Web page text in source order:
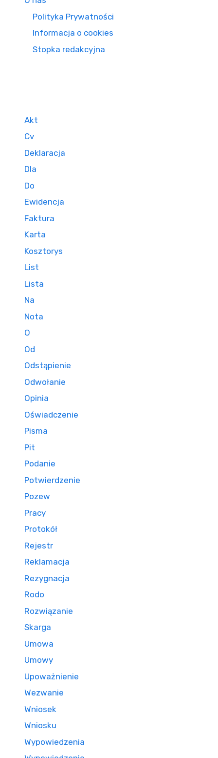
Polityka Prywatności
Informacja o cookies
Stopka redakcyjna
Akt
Cv
Deklaracja
Dla
Do
Ewidencja
Faktura
Karta
Kosztorys
List
Lista
Na
Nota
O
Od
Odstąpienie
Odwołanie
Opinia
Oświadczenie
Pisma
Pit
Podanie
Potwierdzenie
Pozew
Pracy
Protokół
Rejestr
Reklamacja
Rezygnacja
Rodo
Rozwiązanie
Skarga
Umowa
Umowy
Upoważnienie
Wezwanie
Wniosek
Wniosku
Wypowiedzenia